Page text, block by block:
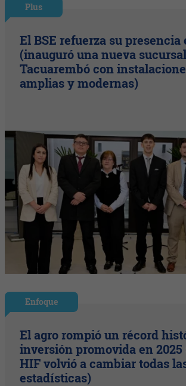
Plus
El BSE refuerza su presencia
(inauguró una nueva
Tacuarembó con
amplias y modernas)
Enfoque
El agro rompió un récord
inversión promovida en 2025
HIF volvió a cambiar todas
estadísticas)